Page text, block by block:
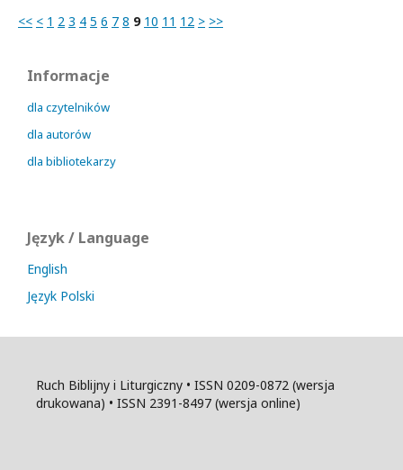
<< < 1 2 3 4 5 6 7 8 9 10 11 12 > >>
Informacje
dla czytelników
dla autorów
dla bibliotekarzy
Język / Language
English
Język Polski
Ruch Biblijny i Liturgiczny • ISSN 0209-0872 (wersja
drukowana) • ISSN 2391-8497 (wersja online)